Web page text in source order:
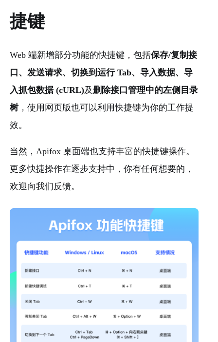
捷键
Web 端新增部分功能的快捷键，包括保存/复制接
口、发送请求、切换到运行 Tab、导入数据、导
入抓包数据 (cURL)及删除接口管理中的左侧目录
树，使用网页版也可以利用快捷键为你的工作提
效。
当然，Apifox 桌面端也支持丰富的快捷键操作。
更多快捷操作在逐步支持中，你有任何想要的，
欢迎向我们反馈。